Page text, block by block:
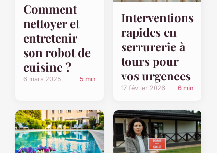
Comment
nettoyer et
entretenir
son robot de
cuisine ?
6 mars 2025 5 min
Interventions
rapides en
serrurerie à
tours pour
vos urgences
17 février 2026 6 min